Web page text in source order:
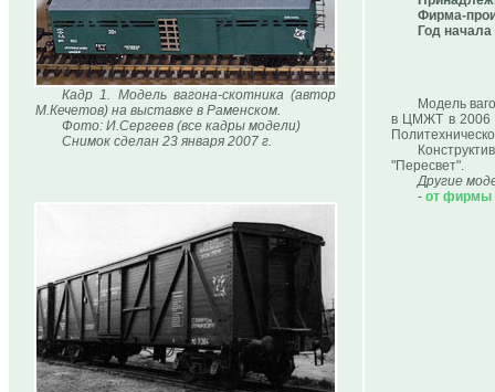
Кадр 1. Модель вагона-скотника (автор
М.Кечетов) на выставке в Раменском.
Фото: И.Сергеев (все кадры модели)
Снимок сделан 23 января 2007 г.
Фирма-
Год
Модель
в ЦМЖТ в 2006
"Пересвет".
Другие
- от фирмы